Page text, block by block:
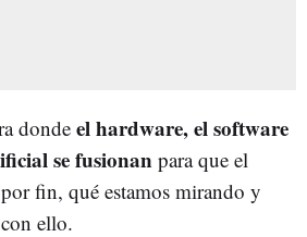
donde el hardware, el software
se fusionan para que el
fin, qué estamos mirando y
ello.